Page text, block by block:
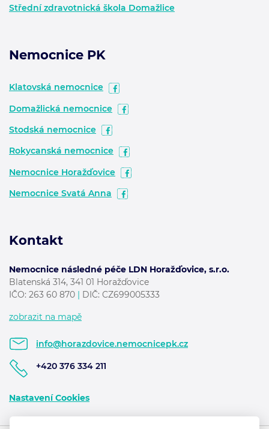
Střední zdravotnická škola Domažlice
Nemocnice PK
Klatovská nemocnice
Domažlická nemocnice
Stodská nemocnice
Rokycanská nemocnice
Nemocnice Horažďovice
Nemocnice Svatá Anna
Kontakt
Nemocnice následné péče LDN Horažďovice, s.r.o.
Blatenská 314, 341 01 Horažďovice
IČO: 263 60 870 | DIČ: CZ699005333
zobrazit na mapě
info@horazdovice.nemocnicepk.cz
+420 376 334 211
Nastavení Cookies